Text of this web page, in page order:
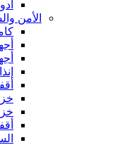
الأمن